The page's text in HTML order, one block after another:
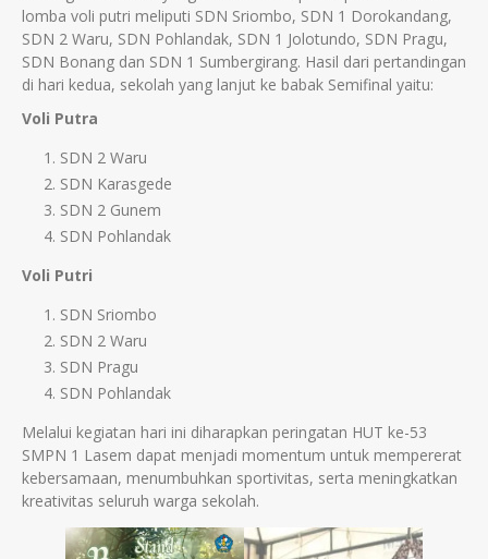
lomba voli putri meliputi SDN Sriombo, SDN 1 Dorokandang,
SDN 2 Waru, SDN Pohlandak, SDN 1 Jolotundo, SDN Pragu,
SDN Bonang dan SDN 1 Sumbergirang. Hasil dari pertandingan
di hari kedua, sekolah yang lanjut ke babak Semifinal yaitu:
Voli Putra
SDN 2 Waru
SDN Karasgede
SDN 2 Gunem
SDN Pohlandak
Voli Putri
SDN Sriombo
SDN 2 Waru
SDN Pragu
SDN Pohlandak
Melalui kegiatan hari ini diharapkan peringatan HUT ke-53
SMPN 1 Lasem dapat menjadi momentum untuk mempererat
kebersamaan, menumbuhkan sportivitas, serta meningkatkan
kreativitas seluruh warga sekolah.